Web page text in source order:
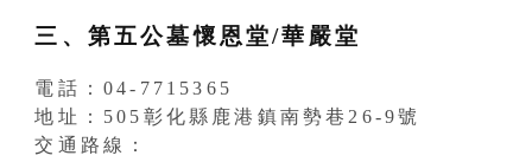
三、第五公墓懷恩堂/華嚴堂
電話：04-7715365
地址：505彰化縣鹿港鎮南勢巷26-9號
交通路線：